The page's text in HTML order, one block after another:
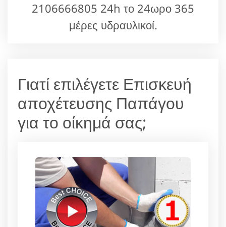
2106666805 24h το 24ωρο 365
μέρες υδραυλικοί.
Γιατί επιλέγετε Επισκευή
αποχέτευσης Παπάγου
για το οίκημά σας;